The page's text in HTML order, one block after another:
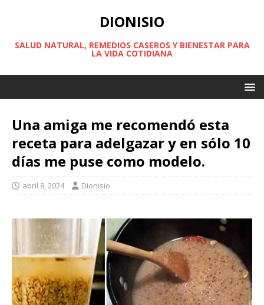
DIONISIO
SALUD NATURAL, REMEDIOS CASEROS Y BIENESTAR PARA
LA VIDA COTIDIANA
Una amiga me recomendó esta
receta para adelgazar y en sólo 10
días me puse como modelo.
abril 8, 2024 Dionisio